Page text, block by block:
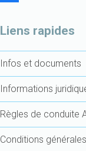
e
b
o
k
Liens rapides
Infos et documents
Informations
Règles de conduite
Conditions